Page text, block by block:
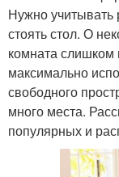
Нужно учитывать
стоять стол. О
комната
максимально
свободного
много места.
популярных и